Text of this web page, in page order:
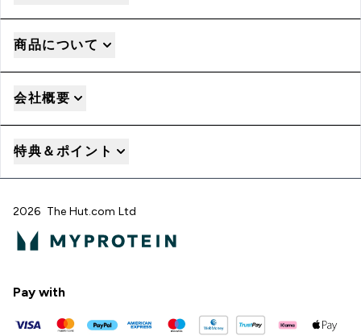
商品について
会社概要
特典＆ポイント
2026 The Hut.com Ltd
Pay with